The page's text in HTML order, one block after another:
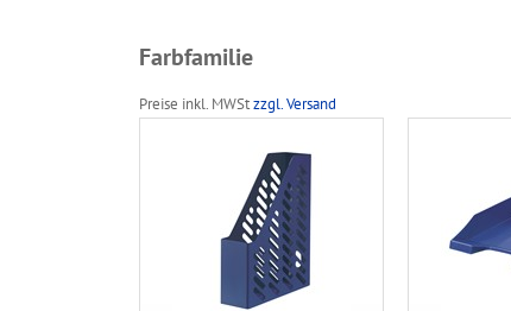
Farbfamilie
Preise inkl. MWStzzgl. Versand